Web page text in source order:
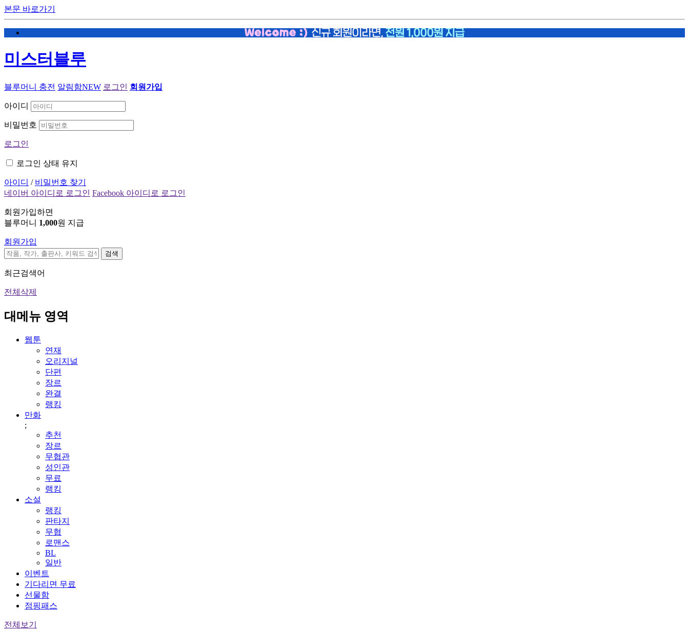
본문 바로가기
미스터블루
블루머니 충전 알림함NEW 로그인 회원가입
아이디
비밀번호
로그인
로그인 상태 유지
아이디 / 비밀번호 찾기
네이버 아이디로 로그인 Facebook 아이디로 로그인
회원가입하면
블루머니 1,000원 지급
회원가입
검색
최근검색어
전체삭제
대메뉴 영역
웹툰
연재
오리지널
단편
장르
완결
랭킹
만화
;
추천
장르
무협관
성인관
무료
랭킹
소설
랭킹
판타지
무협
로맨스
BL
일반
이벤트
기다리면 무료
선물함
점핑패스
전체보기